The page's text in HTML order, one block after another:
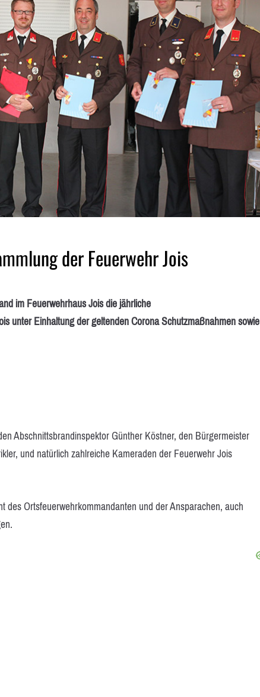
der Feuerwehr Jois
im Feuerwehrhaus Jois die jährliche
unter Einhaltung der geltenden Corona Schutzmaßnahmen sowie
Abschnittsbrandinspektor Günther Köstner, den Bürgermeister
und natürlich zahlreiche Kameraden der Feuerwehr Jois
Ortsfeuerwehrkommandanten und der Ansparachen, auch